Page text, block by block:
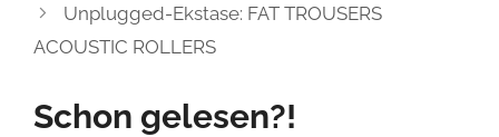
Unplugged-Ekstase: FAT TROUSERS
ACOUSTIC ROLLERS
Schon gelesen?!